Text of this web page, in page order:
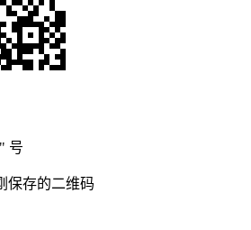
号
保存的二维码